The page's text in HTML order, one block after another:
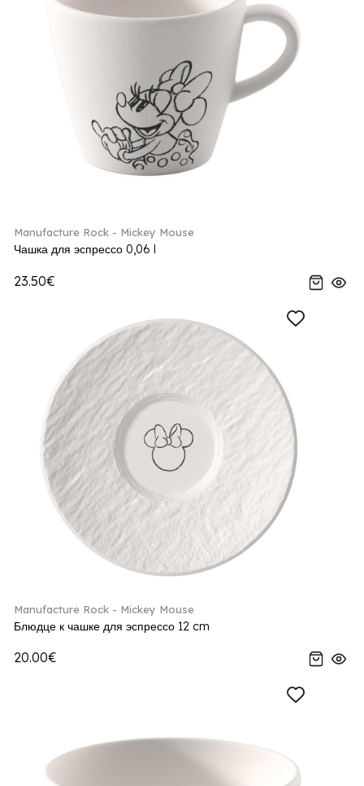
Manufacture Rock - Mickey Mouse
Чашка для эспрессо 0,06 l
23.50€
Manufacture Rock - Mickey Mouse
Блюдце к чашке для эспрессо 12 cm
20.00€